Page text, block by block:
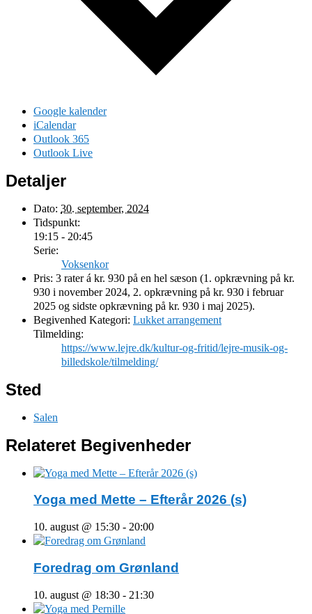
Google kalender
iCalendar
Outlook 365
Outlook Live
Detaljer
Dato: 30. september, 2024
Tidspunkt:
19:15 - 20:45
Serie:
Voksenkor
Pris: 3 rater á kr. 930 på en hel sæson (1. opkrævning på kr.
930 i november 2024, 2. opkrævning på kr. 930 i februar
2025 og sidste opkrævning på kr. 930 i maj 2025).
Begivenhed Kategori: Lukket arrangement
Tilmelding:
https://www.lejre.dk/kultur-og-fritid/lejre-musik-og-
billedskole/tilmelding/
Sted
Salen
Relateret Begivenheder
Yoga med Mette – Efterår 2026 (s)
10. august @ 15:30 - 20:00
Foredrag om Grønland
10. august @ 18:30 - 21:30